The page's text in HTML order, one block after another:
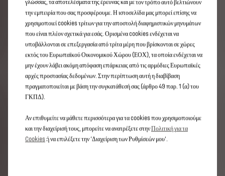
Cashmere με
οροφή BiTon
Μαύρο Perla
Nera
ΦΠΑ
Millenium Blue
με οροφή BiTon
Μαύρο Perla
908,92 € με
γλώσσας, τα αποτελέσματα της έρευνας και με τον τρόπο αυτό βελτιώνουν
την εμπειρία που σας προσφέρουμε. Η ιστοσελίδα μας μπορεί επίσης να
χρησιμοποιεί cookies τρίτων για την αποστολή διαφημιστικών μηνυμάτων
που είναι πλέον σχετικά για εσάς. Ορισμένα cookies ενδέχεται να
υποβάλλονται σε επεξεργασία από τρίτα μέρη που βρίσκονται σε χώρες
εκτός του Ευρωπαϊκού Οικονομικού Χώρου (ΕΟΧ), τα οποία ενδέχεται να
μην έχουν λάβει ακόμη απόφαση επάρκειας από τις αρμόδιες Ευρωπαϊκές
αρχές προστασίας δεδομένων. Στην περίπτωση αυτή η διαβίβαση
πραγματοποιείται με βάση την συγκατάθεσή σας (άρθρο 49 παρ. 1 (α) του
ΓΚΠΔ).
Αν επιθυμείτε να μάθετε περισσότερα για τα cookies που χρησιμοποιούμε
και την διαχείρισή τους, μπορείτε να ανατρέξετε στηνΠολιτική για τα
Cookies ή να επιλέξετε την ‘Διαχείριση των Ρυθμίσεών μου’.